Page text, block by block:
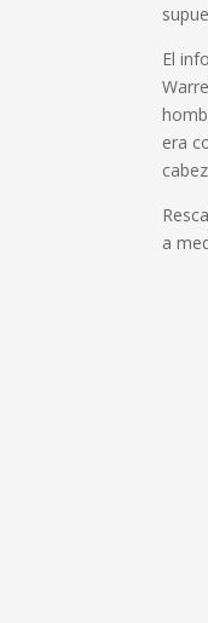
El
era
a